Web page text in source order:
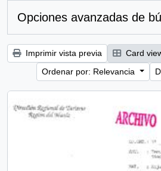
Opciones avanzadas de
Imprimir vista previa Card
Ordenar por: Relevancia